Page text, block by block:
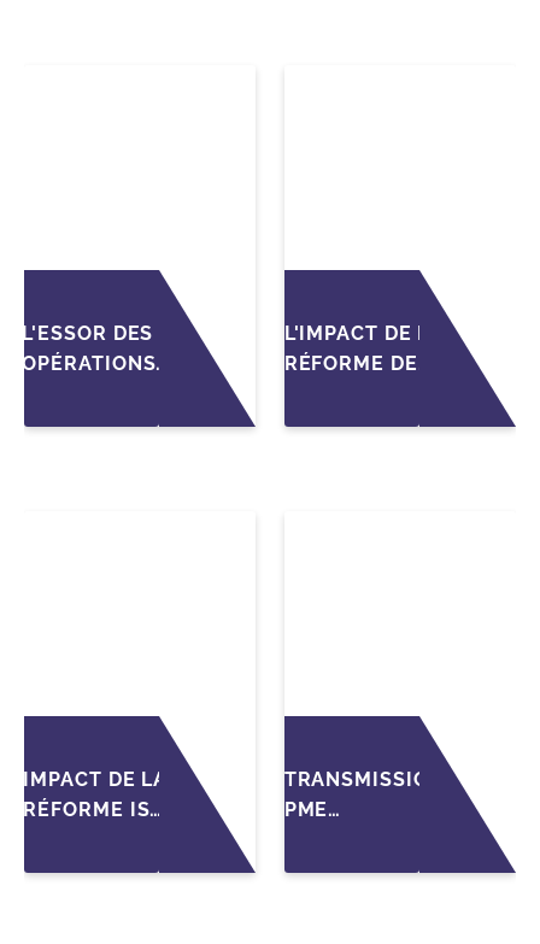
L'ESSOR DES
OPÉRATIONS
MARKET AU
L'IMPACT DE LA
RÉFORME DE
SUR LA
IMPACT DE LA
RÉFORME IS
TRANSMISSION
TRANSMISSION
PME
SÉCURISER LA